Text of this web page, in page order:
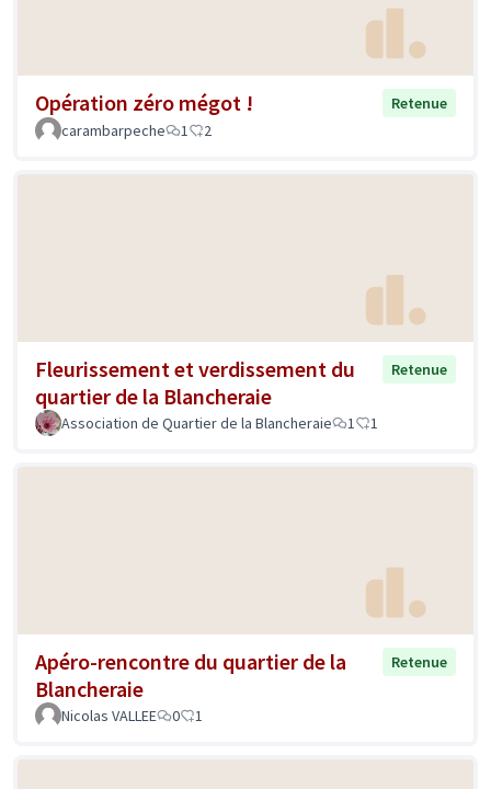
Opération zéro mégot !
Retenue
carambarpeche
1 2
Fleurissement et verdissement du
quartier de la Blancheraie
Retenue
Association de Quartier de la Blancheraie 1 1
Apéro-rencontre du quartier de la
Blancheraie
Retenue
Nicolas VALLEE 0 1